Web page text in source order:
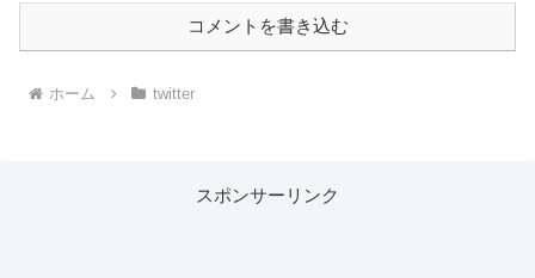
コメントを書き込む
ホーム twitter
スポンサーリンク